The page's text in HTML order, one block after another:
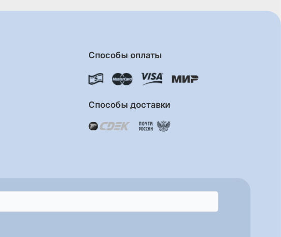
Способы оплаты
Способы доставки